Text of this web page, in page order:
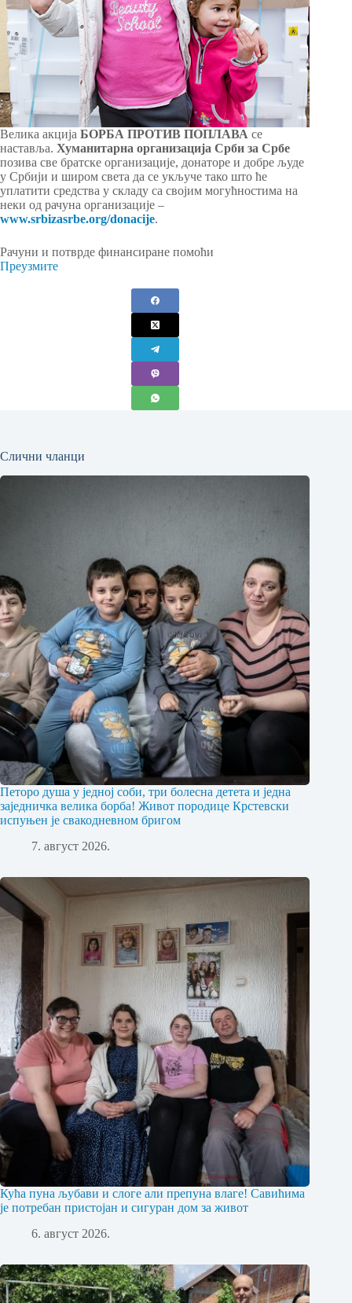
Велика акција БОРБА ПРОТИВ ПОПЛАВА се
наставља. Хуманитарна организација Срби за Србе
позива све братске организације, донаторе и добре људе
у Србији и широм света да се укључе тако што ће
уплатити средства у складу са својим могућностима на
неки од рачуна организације –
www.srbizasrbe.org/donacije.
Рачуни и потврде финансиране помоћи
Преузмите
Слични чланци
Петоро душа у једној соби, три болесна детета и једна
заједничка велика борба! Живот породице Крстевски
испуњен је свакодневном бригом
7. август 2026.
Кућа пуна љубави и слоге али препуна влаге! Савићима
је потребан пристојан и сигуран дом за живот
6. август 2026.